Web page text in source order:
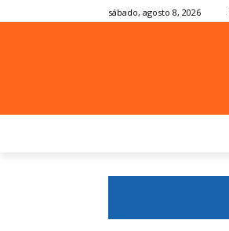
sábado, agosto 8, 2026